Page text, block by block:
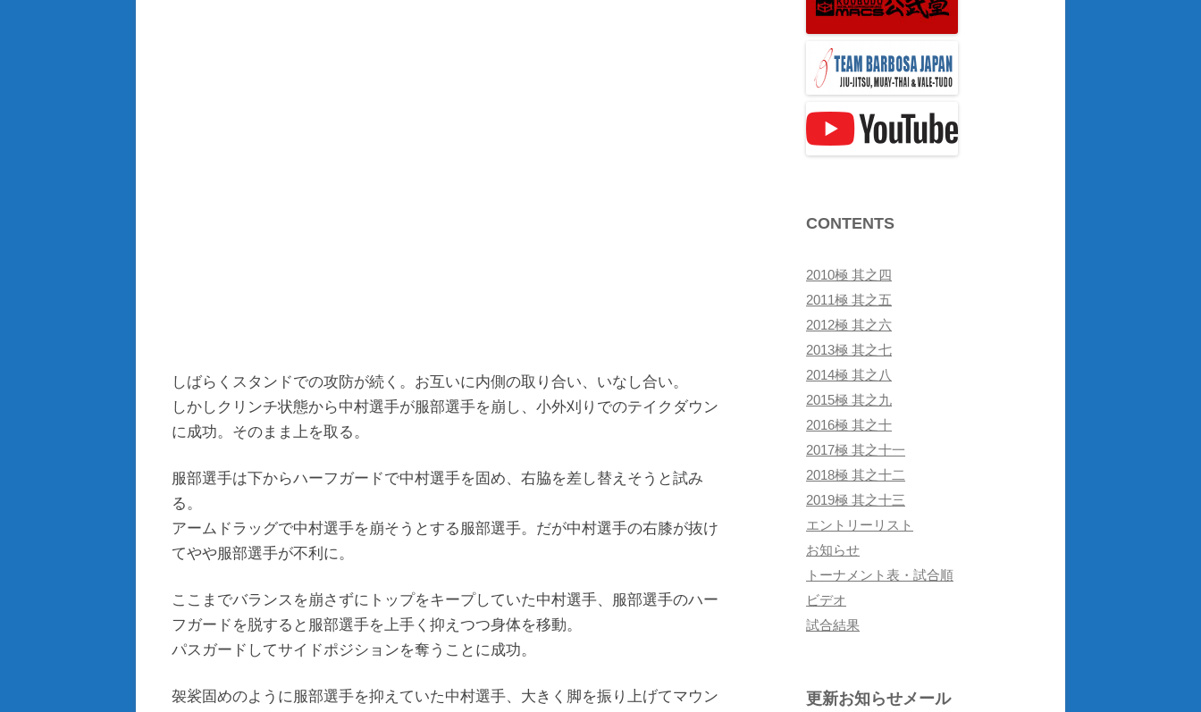
しばらくスタンドでの攻防が続く。お互いに内側の取り合い、いなし合い。
しかしクリンチ状態から中村選手が服部選手を崩し、小外刈りでのテイクダウン
に成功。そのまま上を取る。
服部選手は下からハーフガードで中村選手を固め、右脇を差し替えそうと試み
る。
アームドラッグで中村選手を崩そうとする服部選手。だが中村選手の右膝が抜け
てやや服部選手が不利に。
ここまでバランスを崩さずにトップをキープしていた中村選手、服部選手のハー
フガードを脱すると服部選手を上手く抑えつつ身体を移動。
パスガードしてサイドポジションを奪うことに成功。
袈裟固めのように服部選手を抑えていた中村選手、大きく脚を振り上げてマウン
CONTENTS
2010極 其之四
2011極 其之五
2012極 其之六
2013極 其之七
2014極 其之八
2015極 其之九
2016極 其之十
2017極 其之十一
2018極 其之十二
2019極 其之十三
エントリーリスト
お知らせ
トーナメント表・試合順
ビデオ
試合結果
更新お知らせメール